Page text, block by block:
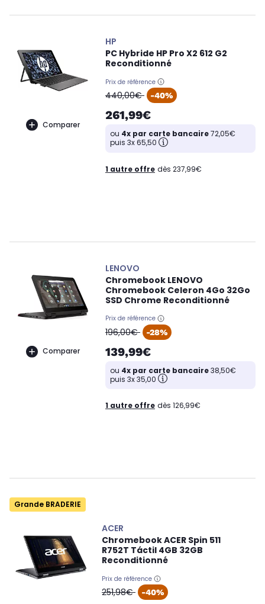
Comparer
HP
PC Hybride HP Pro X2 612 G2
Reconditionné
Prix de référence
oldPrice
440,00€ -40%
261,99€
ou 4x par carte bancaire72,05€
puis 3x 65,50
1 autre offre dès 237,99€
Comparer
LENOVO
Chromebook LENOVO
Chromebook Celeron 4Go 32Go
SSD Chrome Reconditionné
Prix de référence
oldPrice
196,00€ -28%
139,99€
ou 4x par carte bancaire38,50€
puis 3x 35,00
1 autre offre dès 126,99€
Grande BRADERIE
ACER
Chromebook ACER Spin 511
R752T Táctil 4GB 32GB
Reconditionné
Prix de référence
oldPrice
251,98€ -40%